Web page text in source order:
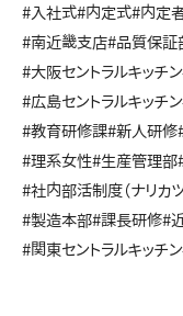
#入社式#内定式#内定
#南近畿支店#品質保証
#大阪セントラルキッチン
#広島セントラルキッチン
#教育研修課#新人研修
#理系女性#生産管理部
#社内部活制度（ナリカツ
#製造本部#課長研修#
#関東セントラルキッチン